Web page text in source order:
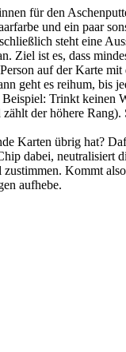
für den
und ein paar
steht eine
ist es, dass
auf der Karte mit
geht es reihum,
Trinkt
der höhere
Karten übrig hat?
dabei, neutralisiert
Kommt
aufhebe.